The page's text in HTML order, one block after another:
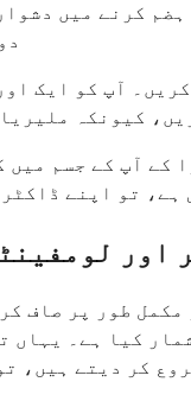
کی وجہ سے کھانا
آپ کو ایک
کیونکہ ملیریا
آپ کے جسم میں
تو اپنے
اور
طور پر صاف
کیا ہے۔ یہاں
کر دیتے ہیں،